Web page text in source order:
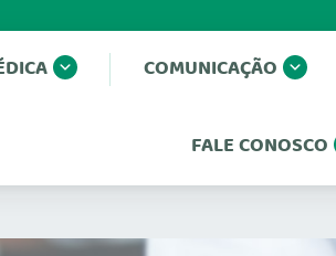
COMUNICAÇÃO
FALE CONOSCO